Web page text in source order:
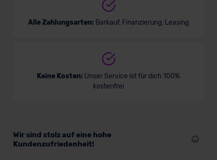
Alle Zahlungsarten: Barkauf, Finanzierung, Leasing
Keine Kosten: Unser Service ist für dich 100%
kostenfrei
Wir sind stolz auf eine hohe
Kundenzufriedenheit!